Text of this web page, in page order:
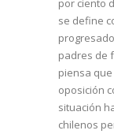
por ciento
se define
padres de
piensa
oposición
situación
chilenos